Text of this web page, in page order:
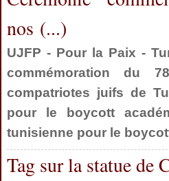
nos (...)
UJFP - Pour la Paix -
commémoration du
compatriotes juifs de
pour le boycott
tunisienne pour le
Tag sur la statue